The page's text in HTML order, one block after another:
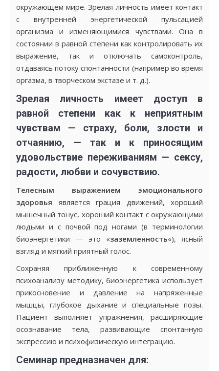
окружающем мире. Зрелая личность имеет контакт
с внутренней энергетической пульсацией
организма и изменяющимися чувствами. Она в
состоянии в равной степени как контролировать их
выражение, так и отключать самоконтроль,
отдаваясь потоку спонтанности (например во время
оргазма, в творческом экстазе и т. д.).
Зрелая личность имеет доступ в
равной степени как к неприятным
чувствам — страху, боли, злости и
отчаянию, — так и к приносящим
удовольствие переживаниям — сексу,
радости, любви и сочувствию.
Телесным выражением эмоционального
здоровья является грация движений, хороший
мышечный тонус, хороший контакт с окружающими
людьми и с почвой под ногами (в терминологии
биоэнергетики — это «заземленность«), ясный
взгляд и мягкий приятный голос.
Сохраняя приближенную к современному
психоанализу методику, биоэнергетика использует
прикосновение и давление на напряженные
мышцы, глубокое дыхание и специальные позы.
Пациент выполняет упражнения, расширяющие
осознавание тела, развивающие спонтанную
экспрессию и психофизическую интеграцию.
Семинар предназначен для: